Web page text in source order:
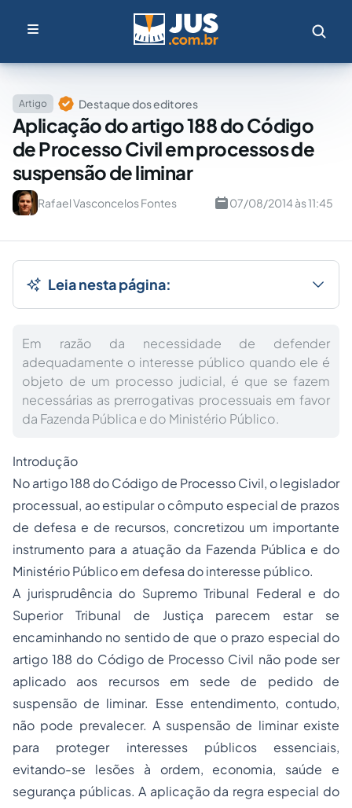
Artigo Destaque dos editores
Aplicação do artigo 188 do Código
de Processo Civil em processos de
suspensão de liminar
Rafael Vasconcelos Fontes 07/08/2014 às 11:45
Leia nesta página:
Em razão da necessidade de defender
adequadamente o interesse público quando ele é
objeto de um processo judicial, é que se fazem
necessárias as prerrogativas processuais em favor
da Fazenda Pública e do Ministério Público.
Introdução
No artigo 188 do Código de ProcessoCivil, o legislador
processual, ao estipular o cômputo especial de prazos
de defesa e de recursos, concretizou um importante
instrumento para a atuação da Fazenda Pública e do
Ministério Público em defesa do interesse público.
A jurisprudência do Supremo Tribunal Federal e do
Superior Tribunal de Justiça parecem estar se
encaminhando no sentido de que o prazo especial do
artigo 188 do Código de Processo Civil não pode ser
aplicado aos recursos em sede de pedido de
suspensão de liminar. Esse entendimento, contudo,
não pode prevalecer. A suspensão de liminar existe
para proteger interesses públicos essenciais,
evitando-se lesões à ordem, economia, saúde e
segurança públicas. A aplicação da regra especial do